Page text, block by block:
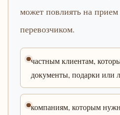
может повлиять на прием
перевозчиком.
частным клиентам,
документы, подарки или
компаниям, которым